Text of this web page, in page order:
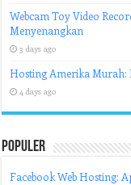
Webcam Toy Video
Menyenangkan
3 days ago
Hosting Amerika Murah:
4 days ago
Populer
Facebook Web Hosting: